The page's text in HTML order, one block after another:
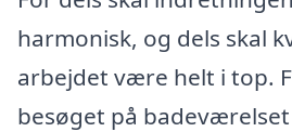
harmonisk, og dels skal
arbejdet være helt i top.
besøget på